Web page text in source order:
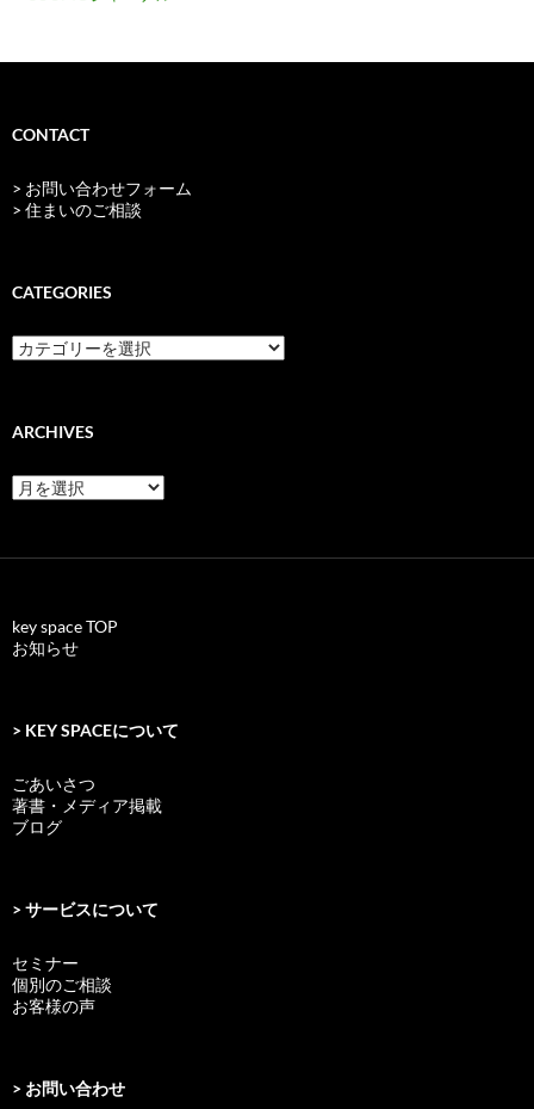
CONTACT
> お問い合わせフォーム
> 住まいのご相談
CATEGORIES
categories
ARCHIVES
archives
key space TOP
お知らせ
> KEY SPACEについて
ごあいさつ
著書・メディア掲載
ブログ
> サービスについて
セミナー
個別のご相談
お客様の声
> お問い合わせ